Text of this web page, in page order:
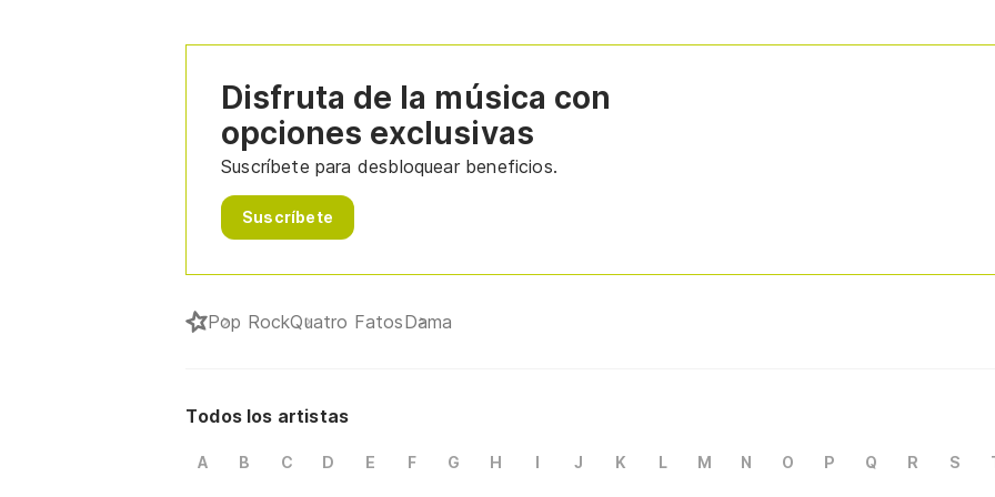
Disfruta de la música con
opciones exclusivas
Suscríbete para desbloquear beneficios.
Suscríbete
Pop RockQuatro FatosDama
Todos los artistas
A B C D E F G H I J K L M N O P Q R S